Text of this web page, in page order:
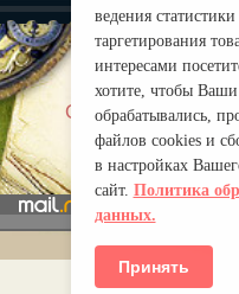
О нас
ведения
таргетирования
интересами
хотите, чтобы
обрабатывались,
файлов cookies и
в настройках
сайт. Политика
данных.
Принять